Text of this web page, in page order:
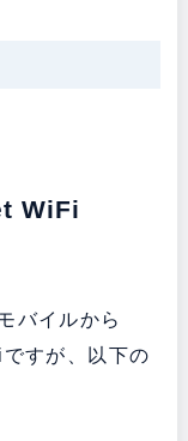
WiFi
バイルから
すが、以下の